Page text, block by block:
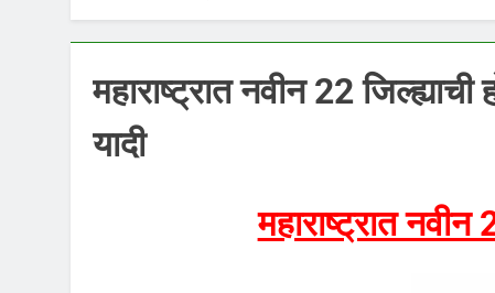
महाराष्ट्रात नवीन 22 जिल्ह्याची
यादी
महाराष्ट्रात नवीन